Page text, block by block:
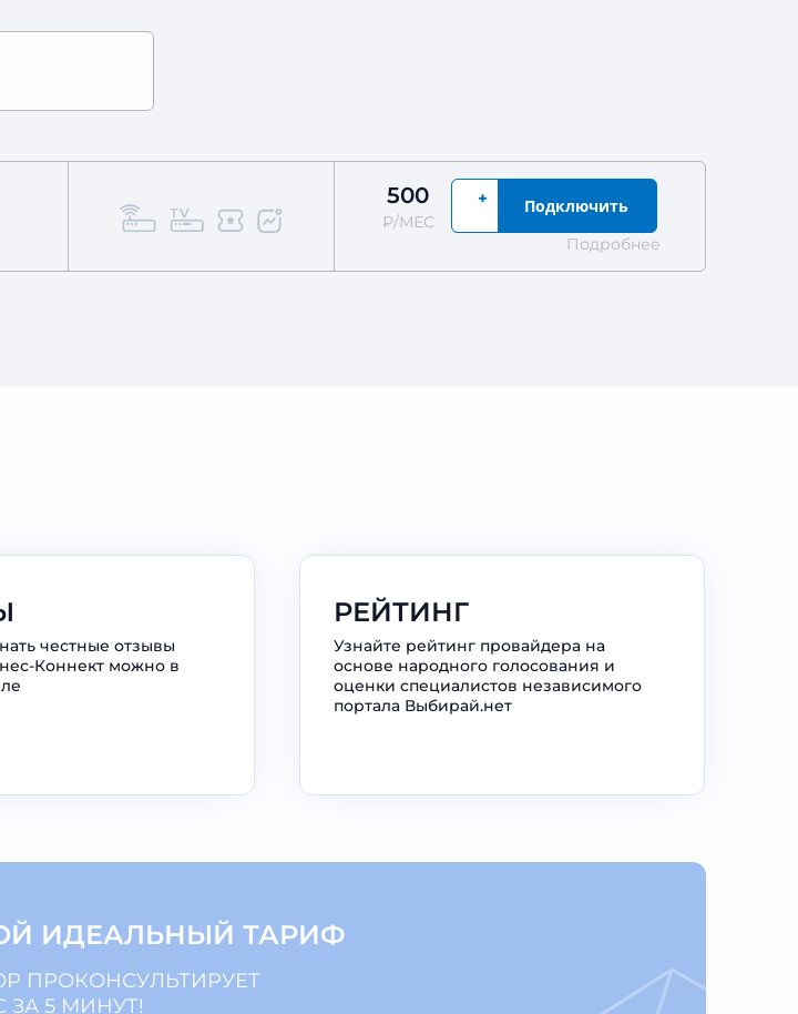
500
₽/МЕС
+ Подключить
Подробнее
честные отзывы
Коннект можно в
РЕЙТИНГ
Узнайте рейтинг провайдера на
основе народного голосования и
оценки специалистов независимого
портала Выбирай.нет
ИДЕАЛЬНЫЙ ТАРИФ
ПРОКОНСУЛЬТИРУЕТ
ЗА 5 МИНУТ!